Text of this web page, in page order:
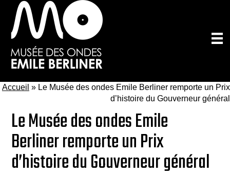
Passer
au
contenu
principal
Accueil » Le Musée des ondes Emile Berliner remporte un Prix
d’histoire du Gouverneur général
Le Musée des ondes Emile
Berliner remporte un Prix
d’histoire du Gouverneur général